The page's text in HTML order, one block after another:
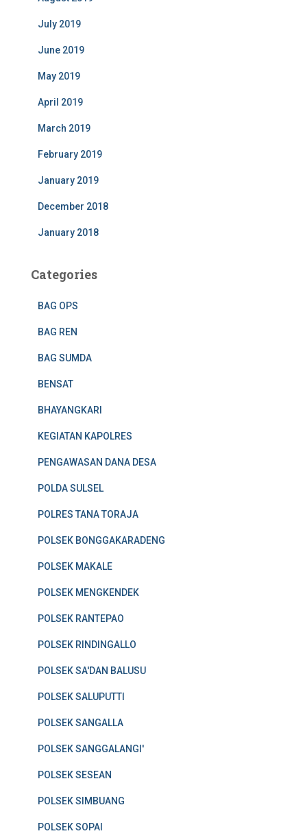
July 2019
June 2019
May 2019
April 2019
March 2019
February 2019
January 2019
December 2018
January 2018
Categories
BAG OPS
BAG REN
BAG SUMDA
BENSAT
BHAYANGKARI
KEGIATAN KAPOLRES
PENGAWASAN DANA DESA
POLDA SULSEL
POLRES TANA TORAJA
POLSEK BONGGAKARADENG
POLSEK MAKALE
POLSEK MENGKENDEK
POLSEK RANTEPAO
POLSEK RINDINGALLO
POLSEK SA'DAN BALUSU
POLSEK SALUPUTTI
POLSEK SANGALLA
POLSEK SANGGALANGI'
POLSEK SESEAN
POLSEK SIMBUANG
POLSEK SOPAI